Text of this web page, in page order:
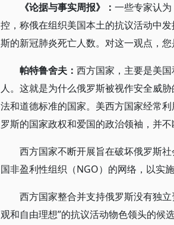
《论据与事实周报》： 一些专家认
控，称俄在组织美国本土的抗议活动中
斯的新冠肺炎死亡人数。对这一观点，您
帕特鲁舍夫： 西方国家，主要是美
人。这就是为什么俄罗斯被视作安全威
法和道德标准的国家。美西方国家经常
罗斯的国家政权和爱国的政治领袖，并不
西方国家不断开展旨在破坏俄罗斯
国非盈利性组织（NGO）的网络，以实
西方国家整合并支持俄罗斯没有独
观和自由理想”的抗议活动物色领头的候